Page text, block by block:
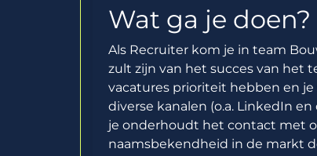
Wat ga je doen?
Als Recruiter kom je in team
zult zijn van het succes van het
vacatures prioriteit hebben en
diverse kanalen (o.a. LinkedIn
je onderhoudt het contact met
naamsbekendheid in de markt